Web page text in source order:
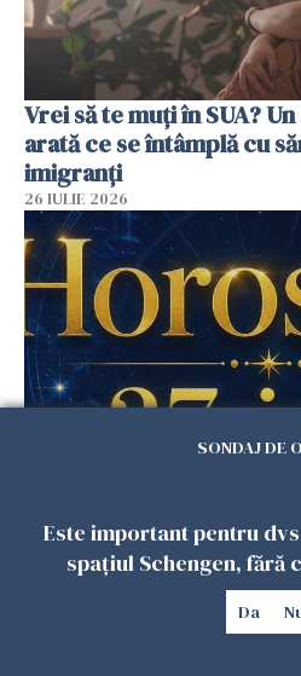
Vrei să te muți în SUA?
arată ce se întâmplă cu
imigranți
26 IULIE 2026
săptămânii. Universul
neașteptate pentru
SONDAJ DE
Este important pentru
spațiul Schengen, fără
Da